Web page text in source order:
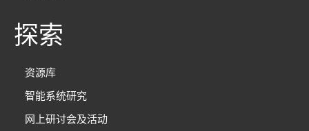
探索
资源库
智能系统研究
网上研讨会及活动